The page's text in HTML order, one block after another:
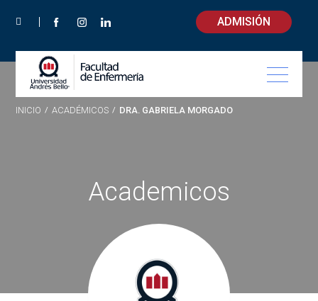
ADMISIÓN
INICIO / ACADÉMICOS / DRA. GABRIELA MORGADO
Academicos